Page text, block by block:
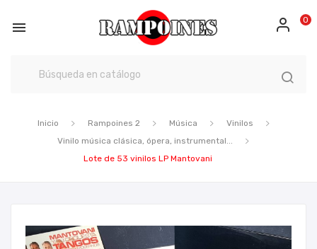
 0
Inicio Rampoines 2 Música
Vinilos
Vinilo música clásica, ópera, instrumental...
Lote de 53 vinilos LP Mantovani